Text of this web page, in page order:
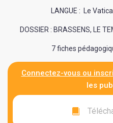
LANGUE : Le
DOSSIER : BRASSENS, LE
7 fiches
Connectez-vous ou
les